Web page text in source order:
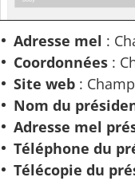
Adresse mel :
Coordonnées:
Site web:
Nom du
Adresse mel
Téléphone du
Télécopie du